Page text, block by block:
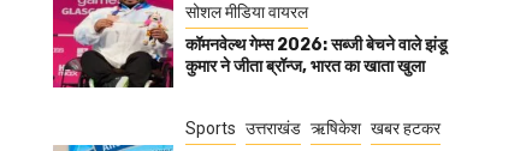
सोशल मीडिया वायरल
कॉमनवेल्थ गेम्स 2026: सब्जी बेचने वाले झंडू
कुमार ने जीता ब्रॉन्ज, भारत का खाता खुला
Sports उत्तराखंड ऋषिकेश खबर हटकर